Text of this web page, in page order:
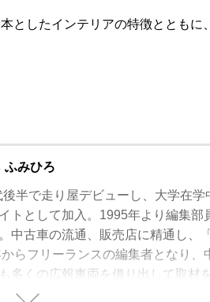
としたインテリアの特徴とともに
ふみひろ
半で走り屋デビューし、大学在学
トとして加入。1995年より編集部
中古車の流通、販売店に精通し、
らフリーランスの編集者となり、
多くの広報車両を借り出して取材
ーズガイドを中心に、人気車種の